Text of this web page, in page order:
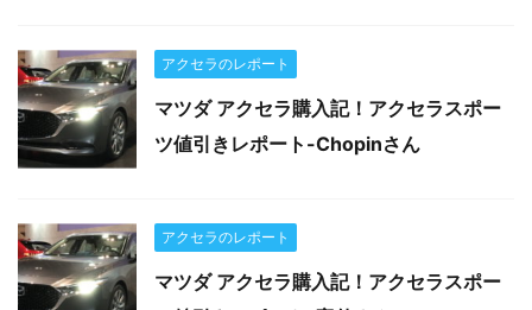
アクセラのレポート
マツダ アクセラ購入記！アクセラスポー
ツ値引きレポート-Chopinさん
アクセラのレポート
マツダ アクセラ購入記！アクセラスポー